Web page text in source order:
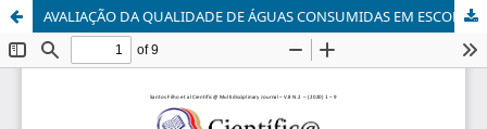
AVALIAÇÃO DA QUALIDADE DE ÁGUAS CONSUMIDAS EM ESCOLAS PÚBLICAS PARAENSES